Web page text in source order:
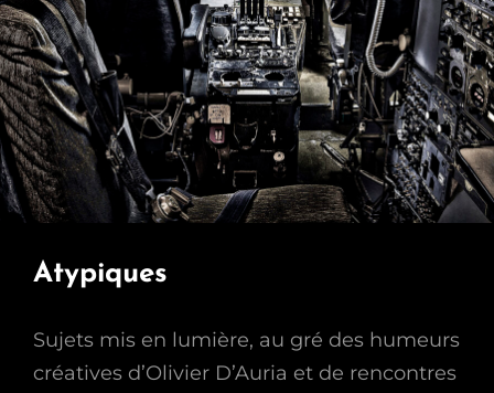
Atypiques
Sujets mis en lumière, au gré des humeurs
créatives d’Olivier D’Auria et de rencontres